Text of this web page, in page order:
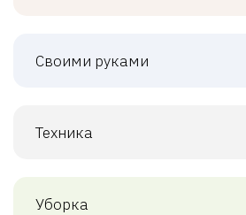
Своими руками
Техника
Уборка